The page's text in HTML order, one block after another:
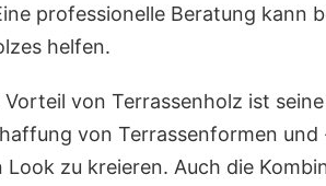
professionelle Beratung kann
helfen.
Vorteil von Terrassenholz ist
von Terrassenformen
Look zu kreieren. Auch die